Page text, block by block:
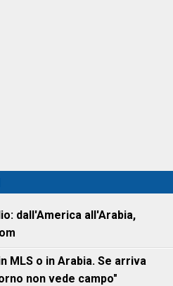
dall'America all'Arabia,
MLS o in Arabia. Se arriva
non vede campo"